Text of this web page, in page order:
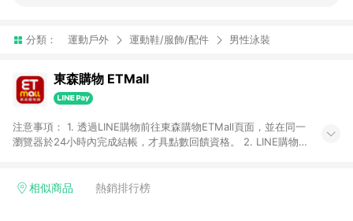
分類： 運動戶外 運動鞋/服飾/配件 男性泳裝
東森購物 ETMall
注意事項： 1. 透過LINE購物前往東森購物ETMall頁面，並在同一
瀏覽器於24小時內完成結帳，才具點數回饋資格。 2. LINE購物
單，皆不在點數回饋範圍內。 3. 如購買以下類別商品，將無法獲
相似商品 熱銷排行榜